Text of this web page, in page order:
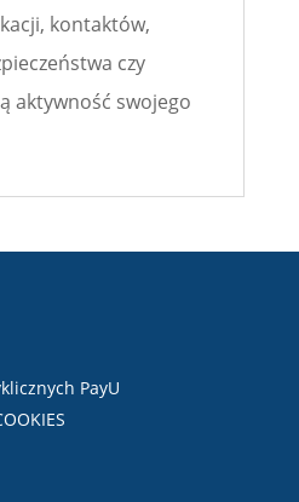
kontaktów,
czy
aktywność swojego
PayU